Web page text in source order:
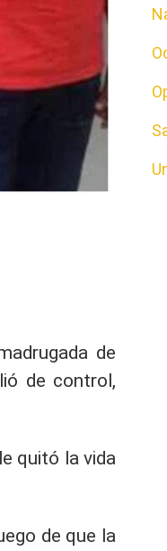
de
de control,
quitó la vida
de que la